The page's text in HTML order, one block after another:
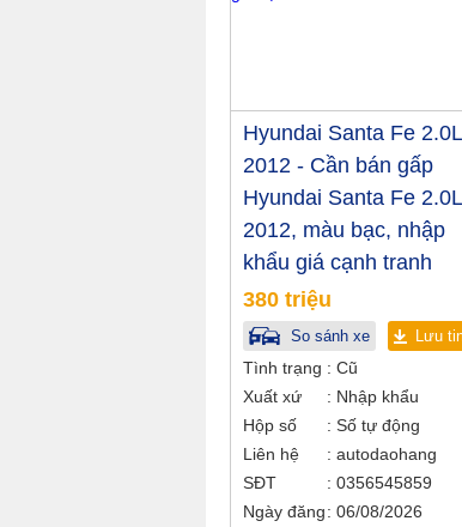
Hyundai Santa Fe 2.0L
2012 - Cần bán gấp
Hyundai Santa Fe 2.0L
2012, màu bạc, nhập
khẩu giá cạnh tranh
380 triệu
So sánh xe Lưu
Tình trạng
Cũ
Xuất xứ
Nhập khẩu
Hộp số
Số tự động
Liên hệ
autodaohang
SĐT
0356545859
Ngày đăng
06/08/2026